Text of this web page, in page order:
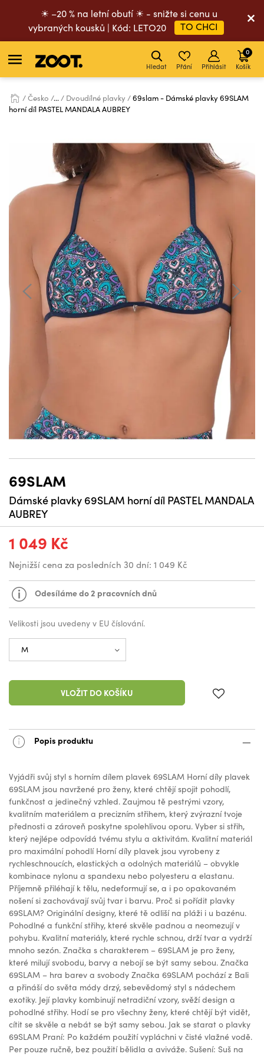
☀ –20 % na letní obutí ☀ - snižte si cenu u
vybraných kousků | Kód: LETO20
TO CHCI
Hledat Přání Přihlásit Košík
0
Česko ... Dvoudílné plavky
69slam - Dámské plavky 69SLAM
horní díl PASTEL MANDALA AUBREY
69SLAM
Dámské plavky 69SLAM horní díl PASTEL MANDALA
AUBREY
1 049 Kč
Nejnižší cena za posledních 30 dní: 1 049 Kč
Odesíláme do 2 pracovních dnů
Velikosti jsou uvedeny v EU číslování.
VLOŽIT DO KOŠÍKU
Popis produktu
Vyjádři svůj styl s horním dílem plavek 69SLAM Horní díly plavek
69SLAM jsou navržené pro ženy, které chtějí spojit pohodlí,
funkčnost a jedinečný vzhled. Zaujmou tě pestrými vzory,
kvalitním materiálem a precizním střihem, který zvýrazní tvoje
přednosti a zároveň poskytne spolehlivou oporu. Vyber si střih,
který nejlépe odpovídá tvému stylu a aktivitám. Kvalitní materiál
pro maximální pohodlí Horní díly plavek jsou vyrobeny z
rychleschnoucích, elastických a odolných materiálů – obvykle
kombinace nylonu a spandexu nebo polyesteru a elastanu.
Příjemně přiléhají k tělu, nedeformují se, a i po opakovaném
nošení si zachovávají svůj tvar i barvu. Proč si pořídit plavky
69SLAM? Originální designy, které tě odliší na pláži i u bazénu.
Pohodlné a funkční střihy, které skvěle padnou a neomezují v
pohybu. Kvalitní materiály, které rychle schnou, drží tvar a vydrží
mnoho sezón. Značka s charakterem – 69SLAM je pro ženy,
které milují svobodu, barvy a nebojí se být samy sebou. Značka
69SLAM – hra barev a svobody Značka 69SLAM pochází z Bali
a přináší do světa módy drzý, sebevědomý styl s nádechem
exotiky. Její plavky kombinují netradiční vzory, svěží design a
pohodlné střihy. Hodí se pro všechny ženy, které chtějí být vidět,
cítit se skvěle a nebát se být samy sebou. Jak se starat o plavky
69SLAM Praní: Po každém použití vypláchni v čisté vlažné vodě.
Per pouze ručně, bez použití bělidla a aviváže. Sušení: Suš na